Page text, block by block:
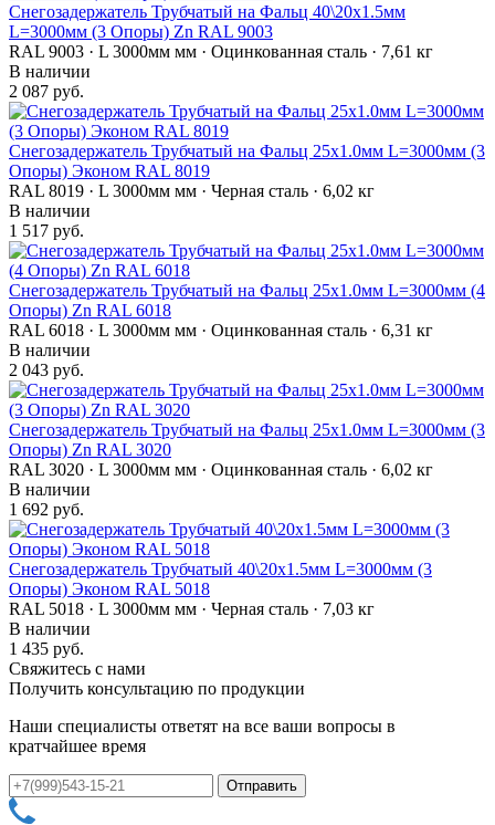
Снегозадержатель Трубчатый на Фальц 40\20х1.5мм
L=3000мм (3 Опоры) Zn RAL 9003
RAL 9003 · L 3000мм мм · Оцинкованная сталь · 7,61 кг
В наличии
2 087 руб.
Снегозадержатель Трубчатый на Фальц 25х1.0мм L=3000мм (3
Опоры) Эконом RAL 8019
RAL 8019 · L 3000мм мм · Черная сталь · 6,02 кг
В наличии
1 517 руб.
Снегозадержатель Трубчатый на Фальц 25х1.0мм L=3000мм (4
Опоры) Zn RAL 6018
RAL 6018 · L 3000мм мм · Оцинкованная сталь · 6,31 кг
В наличии
2 043 руб.
Снегозадержатель Трубчатый на Фальц 25х1.0мм L=3000мм (3
Опоры) Zn RAL 3020
RAL 3020 · L 3000мм мм · Оцинкованная сталь · 6,02 кг
В наличии
1 692 руб.
Снегозадержатель Трубчатый 40\20х1.5мм L=3000мм (3
Опоры) Эконом RAL 5018
RAL 5018 · L 3000мм мм · Черная сталь · 7,03 кг
В наличии
1 435 руб.
Свяжитесь с нами
Получить консультацию по продукции
Наши специалисты ответят на все ваши вопросы в
кратчайшее время